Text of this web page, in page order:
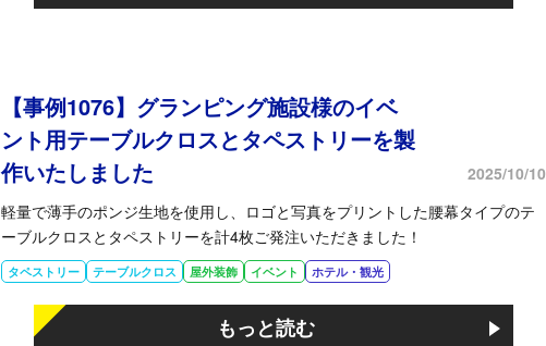
【事例1076】グランピング施設様のイベ
ント用テーブルクロスとタペストリーを製
作いたしました
2025/10/10
軽量で薄手のポンジ生地を使用し、ロゴと写真をプリントした腰幕タイプのテ
ーブルクロスとタペストリーを計4枚ご発注いただきました！
タペストリー テーブルクロス 屋外装飾 イベント ホテル・観光
もっと読む